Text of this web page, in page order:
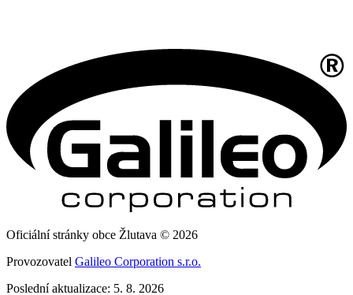
Oficiální stránky obce Žlutava © 2026
Provozovatel Galileo Corporation s.r.o.
Poslední aktualizace: 5. 8. 2026